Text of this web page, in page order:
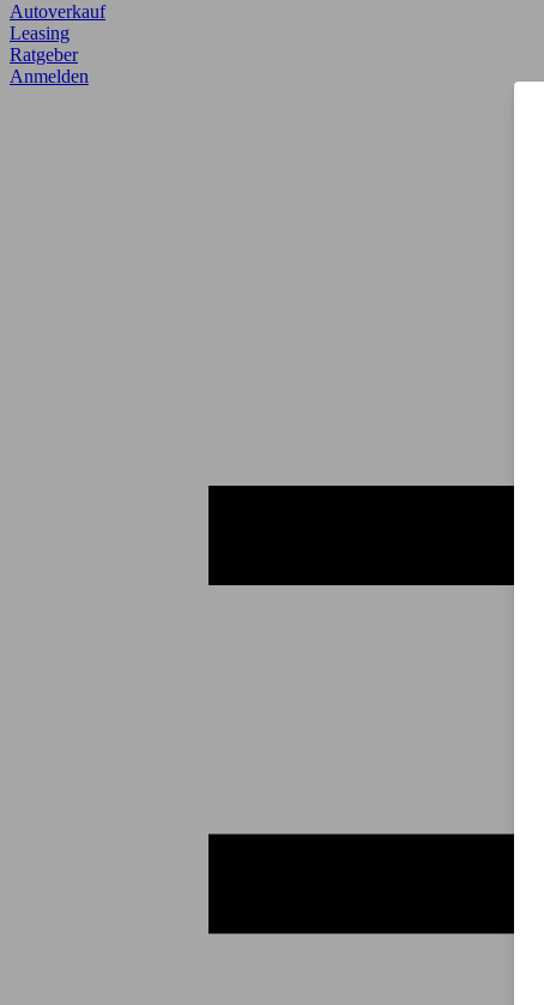
Autoverkauf
Leasing
Ratgeber
Anmelden